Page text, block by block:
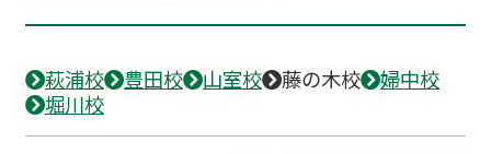
萩浦校 豊田校 山室校 藤の木校
婦中校
堀川校